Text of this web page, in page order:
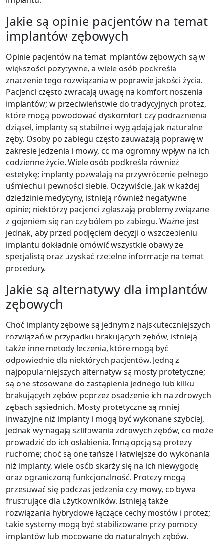
Jakie są opinie pacjentów na temat
implantów zębowych
Opinie pacjentów na temat implantów zębowych są w
większości pozytywne, a wiele osób podkreśla
znaczenie tego rozwiązania w poprawie jakości życia.
Pacjenci często zwracają uwagę na komfort noszenia
implantów; w przeciwieństwie do tradycyjnych protez,
które mogą powodować dyskomfort czy podrażnienia
dziąseł, implanty są stabilne i wyglądają jak naturalne
zęby. Osoby po zabiegu często zauważają poprawę w
zakresie jedzenia i mowy, co ma ogromny wpływ na ich
codzienne życie. Wiele osób podkreśla również
estetykę; implanty pozwalają na przywrócenie pełnego
uśmiechu i pewności siebie. Oczywiście, jak w każdej
dziedzinie medycyny, istnieją również negatywne
opinie; niektórzy pacjenci zgłaszają problemy związane
z gojeniem się ran czy bólem po zabiegu. Ważne jest
jednak, aby przed podjęciem decyzji o wszczepieniu
implantu dokładnie omówić wszystkie obawy ze
specjalistą oraz uzyskać rzetelne informacje na temat
procedury.
Jakie są alternatywy dla implantów
zębowych
Choć implanty zębowe są jednym z najskuteczniejszych
rozwiązań w przypadku brakujących zębów, istnieją
także inne metody leczenia, które mogą być
odpowiednie dla niektórych pacjentów. Jedną z
najpopularniejszych alternatyw są mosty protetyczne;
są one stosowane do zastąpienia jednego lub kilku
brakujących zębów poprzez osadzenie ich na zdrowych
zębach sąsiednich. Mosty protetyczne są mniej
inwazyjne niż implanty i mogą być wykonane szybciej,
jednak wymagają szlifowania zdrowych zębów, co może
prowadzić do ich osłabienia. Inną opcją są protezy
ruchome; choć są one tańsze i łatwiejsze do wykonania
niż implanty, wiele osób skarży się na ich niewygodę
oraz ograniczoną funkcjonalność. Protezy mogą
przesuwać się podczas jedzenia czy mowy, co bywa
frustrujące dla użytkowników. Istnieją także
rozwiązania hybrydowe łączące cechy mostów i protez;
takie systemy mogą być stabilizowane przy pomocy
implantów lub mocowane do naturalnych zębów.